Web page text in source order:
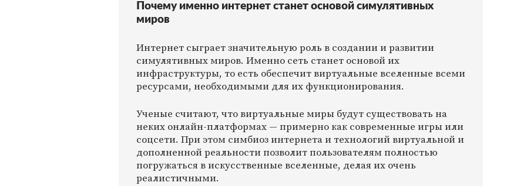
Почему именно интернет станет основой симулятивных
миров
Интернет сыграет значительную роль в создании и развитии
симулятивных миров. Именно сеть станет основой их
инфраструктуры, то есть обеспечит виртуальные вселенные всеми
ресурсами, необходимыми для их функционирования.
Ученые считают, что виртуальные миры будут существовать на
неких онлайн-платформах — примерно как современные игры или
соцсети. При этом симбиоз интернета и технологий виртуальной и
дополненной реальности позволит пользователям полностью
погружаться в искусственные вселенные, делая их очень
реалистичными.